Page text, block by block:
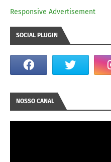
Responsive Advertisement
SOCIAL PLUGIN
NOSSO CANAL